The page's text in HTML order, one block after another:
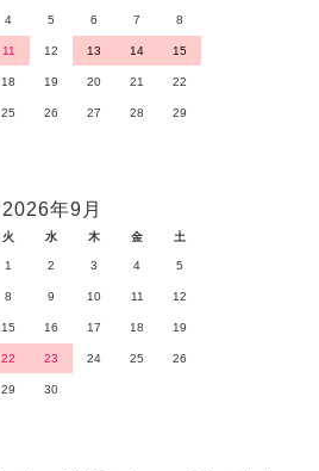
4 5 6 7 8
11 12 13 14 15
18 19 20 21 22
25 26 27 28 29
2026年9月
火 水 木 金 土
1 2 3 4 5
8 9 10 11 12
15 16 17 18 19
22 23 24 25 26
29 30